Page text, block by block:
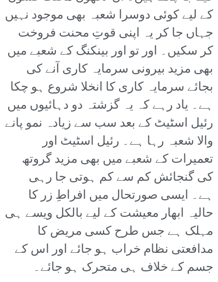
کے لیے کوئی دوسرا شعبہ بھی موجود نہیں
جہاں جا کر یہ اپنی قوتِ محنت فروخت
کر سکیں۔ اور تو اور بینکنگ کے شعبے میں
بھی مزید بیرونی سرمایہ کاری آنے کی
بجائے سرمایہ کاری کا انخلا شروع ہو چکا
ہے۔ یاد رہے کہ یہ گزشتہ دو دہائیوں میں
رئیل اسٹیٹ کے بعد سب سے زیادہ نمو پانے
والا شعبہ رہا ہے۔ رئیل اسٹیٹ اور
تعمیرات کے شعبے میں بھی مزید گروتھ
کی گنجائش کم سے کم ہوتی جا رہی
ہے۔ ایسی صورتحال میں افراطِ زر کا
حالیہ ابھار معیشت کے لیے بالکل ویسے ہی
مہلک ہے جس طرح کسی مریض کا
مدافعتی نظام خراب ہو جائے اور اس کے
جسم کے خلاف ہی متحرک ہو جائے۔